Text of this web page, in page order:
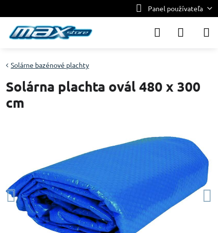
Panel používateľa
Solárne bazénové plachty
Solárna plachta ovál 480 x 300
cm